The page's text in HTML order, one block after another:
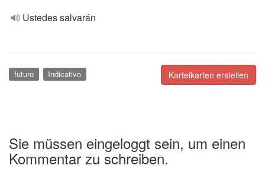
Ustedes salvarán
Karteikarten erstellen
futuro Indicativo
Sie müssen eingeloggt sein, um einen
Kommentar zu schreiben.